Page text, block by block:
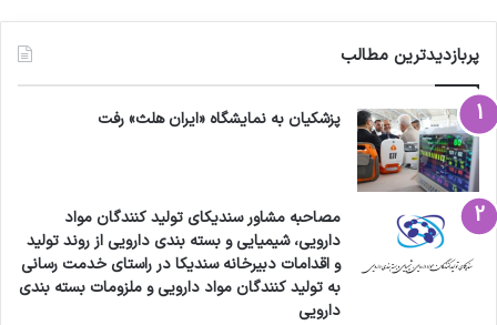
پربازدیدترین مطالب
پزشکیان به نمایشگاه «ایران هلث» رفت
مصاحبه مشاور سندیکای تولید کنندگان مواد
دارویی، شیمیایی و بسته بندی دارویی از روند تولید
و اقدامات دبیرخانه سندیکا در راستای خدمت رسانی
به تولید کنندگان مواد دارویی و ملزومات بسته بندی
دارویی